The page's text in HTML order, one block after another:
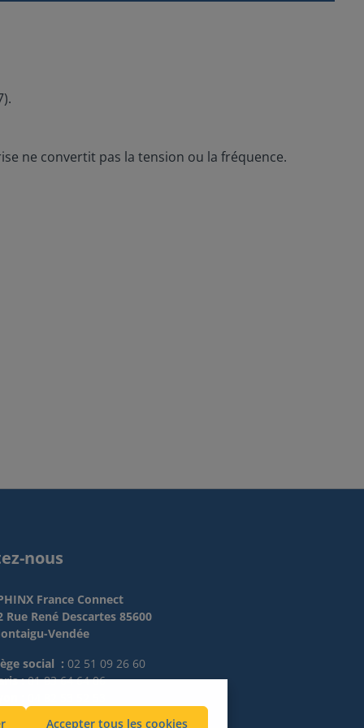
ne convertit pas la tension ou la fréquence.
nous
France Connect
Rue René Descartes 85600
Vendée
social : 02 51 09 26 60
:01 83 64 64 06
Accepter tous les cookies